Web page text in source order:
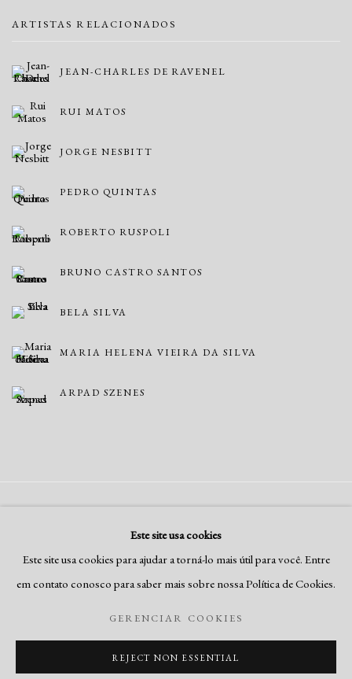
ARTISTAS RELACIONADOS
JEAN-CHARLES DE RAVENEL
RUI MATOS
JORGE NESBITT
PEDRO QUINTAS
ROBERTO RUSPOLI
BRUNO CASTRO SANTOS
BELA SILVA
MARIA HELENA VIEIRA DA SILVA
ARPAD SZENES
COPYRIGHT © RUI FREIRE - FINE ART, 2026
SITE PRODUZIDO POR ARTLOGIC
Este site usa cookies
Este site usa cookies para ajudar a torná-lo mais útil para você. Entre
em contato conosco para saber mais sobre nossa Política de Cookies.
GERENCIAR COOKIES
REJECT NON ESSENTIAL